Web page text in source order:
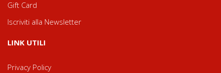
Gift Card
Iscriviti alla Newsletter
LINK UTILI
Privacy Policy